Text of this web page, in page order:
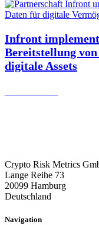
Infront
Bereitstellung
digitale Assets
Crypto Risk Metrics
Lange Reihe 73
20099 Hamburg
Deutschland
Navigation